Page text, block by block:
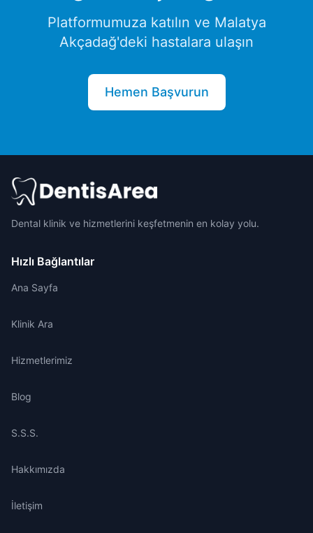
Platformumuza katılın ve Malatya
Akçadağ'deki hastalara ulaşın
Hemen Başvurun
Dental klinik ve hizmetlerini keşfetmenin en kolay yolu.
Hızlı Bağlantılar
Ana Sayfa
Klinik Ara
Hizmetlerimiz
Blog
S.S.S.
Hakkımızda
İletişim